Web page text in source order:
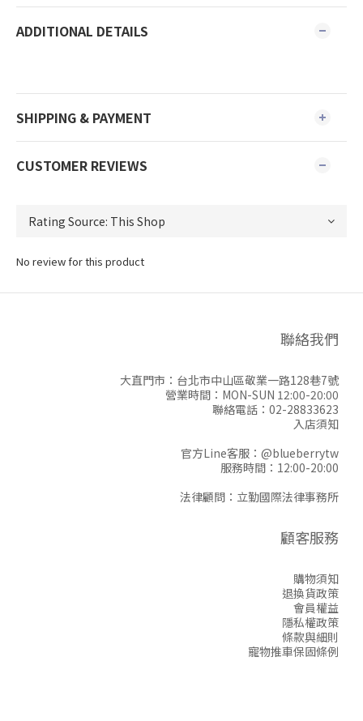
ADDITIONAL DETAILS
SHIPPING & PAYMENT
CUSTOMER REVIEWS
No review for this product
聯絡我們
大直門市：台北市中山區敬業一路128巷7號
營業時間：MON-SUN 12:00-20:00
聯絡電話：02-28833623
入店須知
官方Line客服： @blueberrytw
服務時間：12:00-20:00
法律顧問：立勤國際法律事務所
顧客服務
購物須知
退換貨政策
會員權益
隱私權政策
條款與細則
寵物推車保固條例